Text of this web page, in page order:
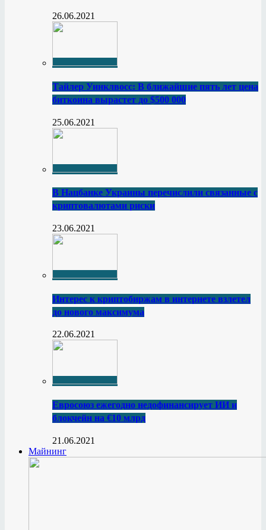
26.06.2021
Тайлер Уинклвосс: В ближайшие пять лет цена
биткоина вырастет до $500 000
25.06.2021
В Нацбанке Украины перечислили связанные с
криптовалютами риски
23.06.2021
Интерес к криптобиржам в интернете взлетел
до нового максимума
22.06.2021
Евросоюз ежегодно недофинансирует ИИ и
блокчейн на €10 млрд
21.06.2021
Майнинг